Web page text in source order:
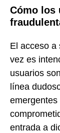
Cómo los
El acceso a
vez es
usuarios
línea
entrada a